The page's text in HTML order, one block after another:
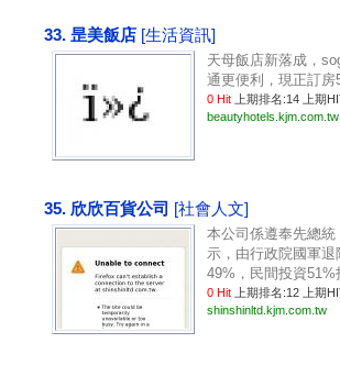
33. 昰美飯店 [生活資訊]
天母飯店新落成，
通更便利，現正訂
0 Hit 上期排名:14 上期
beautyhotels.kjm.com.tw
35. 欣欣百貨公司 [社會人文]
本公司係遵奉先總
示，由行政院國軍
49%，民間投資51%
0 Hit 上期排名:12 上期
shinshinltd.kjm.com.tw